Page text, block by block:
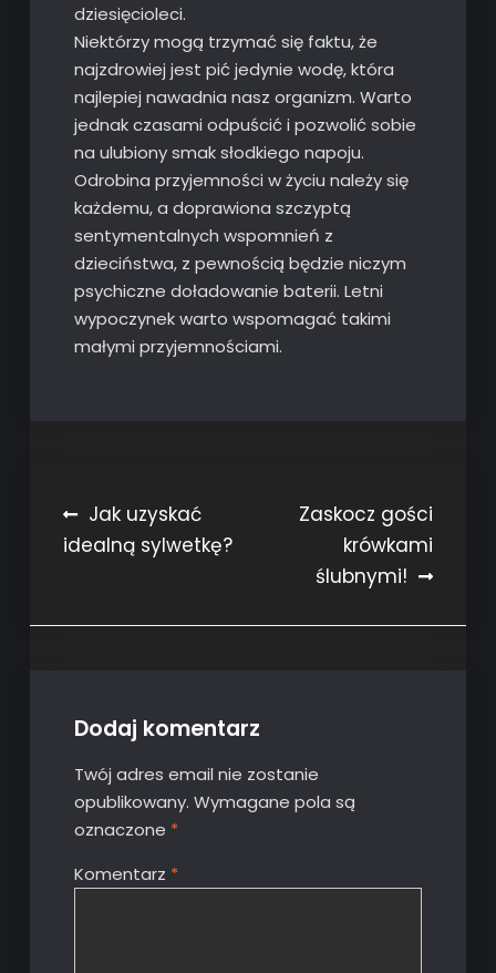
dziesięcioleci.
Niektórzy mogą trzymać się faktu, że
najzdrowiej jest pić jedynie wodę, która
najlepiej nawadnia nasz organizm. Warto
jednak czasami odpuścić i pozwolić sobie
na ulubiony smak słodkiego napoju.
Odrobina przyjemności w życiu należy się
każdemu, a doprawiona szczyptą
sentymentalnych wspomnień z
dzieciństwa, z pewnością będzie niczym
psychiczne doładowanie baterii. Letni
wypoczynek warto wspomagać takimi
małymi przyjemnościami.
Nawigacja
wpisu
Jak uzyskać
idealną sylwetkę?
Zaskocz gości
krówkami
ślubnymi!
Dodaj komentarz
Twój adres email nie zostanie
opublikowany. Wymagane pola są
oznaczone *
Komentarz *